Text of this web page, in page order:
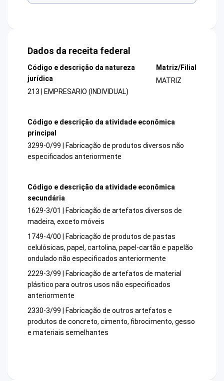
Dados da receita federal
Código e descrição da natureza
jurídica
213 | EMPRESARIO (INDIVIDUAL)
Matriz/Filial
MATRIZ
Código e descrição da atividade econômica
principal
3299-0/99 | Fabricação de produtos diversos não
especificados anteriormente
Código e descrição da atividade econômica
secundária
1629-3/01 | Fabricação de artefatos diversos de
madeira, exceto móveis
1749-4/00 | Fabricação de produtos de pastas
celulósicas, papel, cartolina, papel-cartão e papelão
ondulado não especificados anteriormente
2229-3/99 | Fabricação de artefatos de material
plástico para outros usos não especificados
anteriormente
2330-3/99 | Fabricação de outros artefatos e
produtos de concreto, cimento, fibrocimento, gesso
e materiais semelhantes